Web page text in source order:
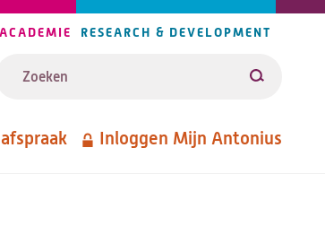
ACADEMIE RESEARCH & DEVELOPMENT
Zoeken
Inloggen Mijn Antonius